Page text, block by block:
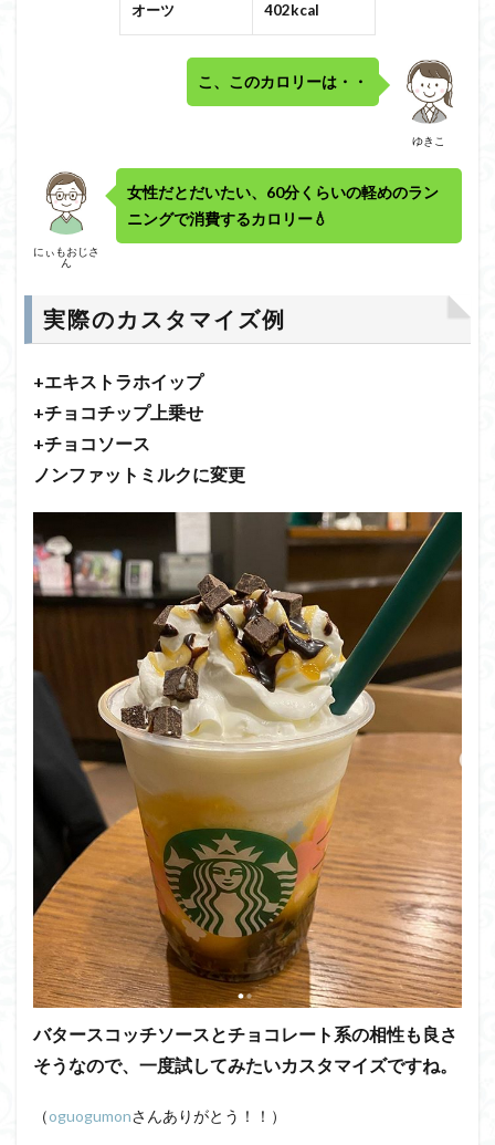
オーツ 402kcal
ゆきこ
こ、このカロリーは・・
にぃもおじさ
ん
女性だとだいたい、60分くらいの軽めのラン
ニングで消費するカロリー💧
実際のカスタマイズ例
+エキストラホイップ
+チョコチップ上乗せ
+チョコソース
ノンファットミルクに変更
バタースコッチソースとチョコレート系の相性も良さ
そうなので、一度試してみたいカスタマイズですね。
（oguogumonさんありがとう！！）